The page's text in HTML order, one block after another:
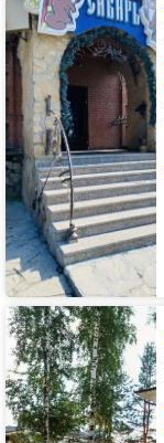
Сибирь
Гостиница
Ramada
by
Wyndham
Yekaterinburg
Hotel
&